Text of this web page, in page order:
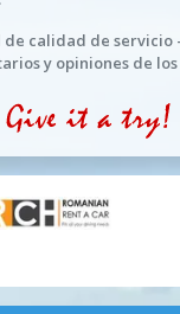
de calidad de servicio -
y opiniones de